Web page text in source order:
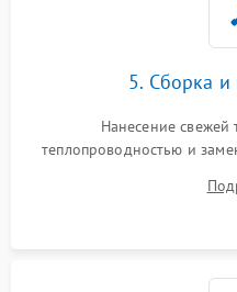
5. Сборка и
Нанесение свежей
теплопроводностью и
шлейфов, модулей памяти и